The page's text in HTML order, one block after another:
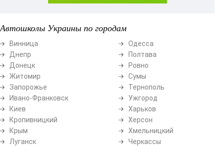
Автошколы Украины по городам
Винница
Днепр
Донецк
Житомир
Запорожье
Ивано-Франковск
Киев
Кропивницкий
Крым
Луганск
Одесса
Полтава
Ровно
Сумы
Тернополь
Ужгород
Харьков
Херсон
Хмельницкий
Черкассы